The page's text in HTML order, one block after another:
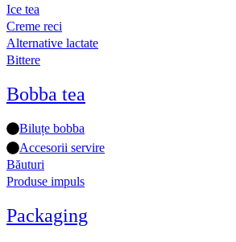
Ice tea
Creme reci
Alternative lactate
Bittere
Bobba tea
Biluțe bobba
Accesorii servire
Băuturi
Produse impuls
Packaging